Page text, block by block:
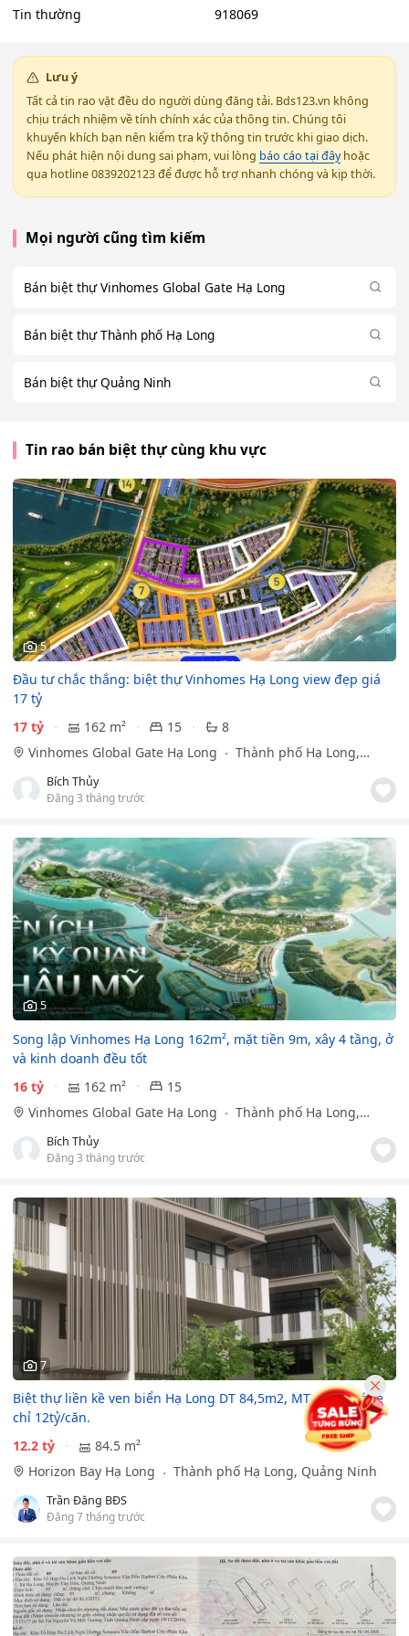
Tin thường 918069
Lưu ý
Tất cả tin rao vặt đều do người dùng đăng tải. Bds123.vn không
chịu trách nhiệm về tính chính xác của thông tin. Chúng tôi
khuyến khích bạn nên kiểm tra kỹ thông tin trước khi giao dịch.
Nếu phát hiện nội dung sai phạm, vui lòng báo cáo tại đâyhoặc
qua hotline 0839202123 để được hỗ trợ nhanh chóng và kịp thời.
Mọi người cũng tìm kiếm
Bán biệt thự Vinhomes Global Gate Hạ Long
Bán biệt thự Thành phố Hạ Long
Bán biệt thự Quảng Ninh
Tin rao bán biệt thự cùng khu vực
5
Đầu tư chắc thắng: biệt thự Vinhomes Hạ Long view đẹp giá
17 tỷ
17 tỷ
162 m² 15
8
Vinhomes Global Gate Hạ Long
Thành phố Hạ Long,
Quảng Ninh
Bích Thủy
Đăng 3 tháng trước
5
Song lập Vinhomes Hạ Long 162m², mặt tiền 9m, xây 4 tầng, ở
và kinh doanh đều tốt
16 tỷ
162 m²
15
Vinhomes Global Gate Hạ Long
Thành phố Hạ Long,
Bích Thủy
Đăng 3 tháng trước
7
Biệt thự liền kề ven biển Hạ Long DT 84,5m2, MT 6,5m giá rẻ
chỉ 12tỷ/căn.
12.2 tỷ
84.5 m²
Horizon Bay Hạ Long
Thành phố Hạ Long, Quảng Ninh
Trần Đăng BĐS
Đăng 7 tháng trước